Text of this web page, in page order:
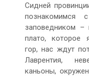
Сидней
познакомимся
заповедником –
плато, которое
гор, нас ждут
Лаврентия,
каньоны,